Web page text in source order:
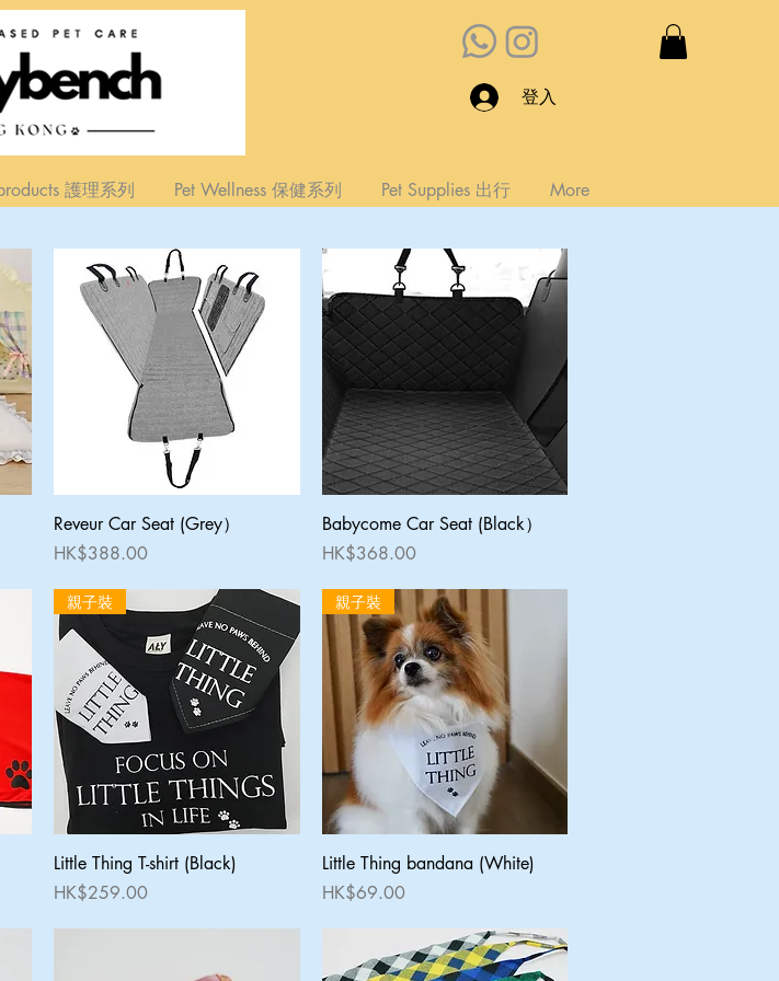
登入
護理系列 Pet Wellness 保健系列 Pet Supplies 出行 More
快速瀏覽
Reveur Car Seat (Grey）
價格
HK$388.00
快速瀏覽
Babycome Car Seat (Black）
價格
HK$368.00
快速瀏覽
親子裝
Little Thing T-shirt (Black)
價格
HK$259.00
快速瀏覽
親子裝
Little Thing bandana (White)
價格
HK$69.00